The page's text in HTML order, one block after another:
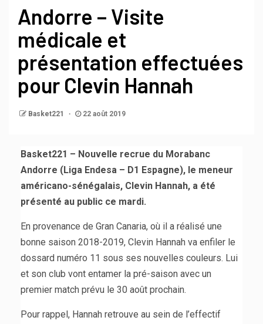
Andorre – Visite
médicale et
présentation effectuées
pour Clevin Hannah
Basket221 22 août 2019
Basket221 – Nouvelle recrue du Morabanc
Andorre (Liga Endesa – D1 Espagne), le meneur
américano-sénégalais, Clevin Hannah, a été
présenté au public ce mardi.
En provenance de Gran Canaria, où il a réalisé une
bonne saison 2018-2019, Clevin Hannah va enfiler le
dossard numéro 11 sous ses nouvelles couleurs. Lui
et son club vont entamer la pré-saison avec un
premier match prévu le 30 août prochain.
Pour rappel, Hannah retrouve au sein de l’effectif